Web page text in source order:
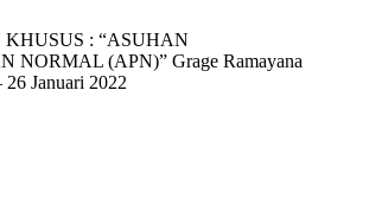
: “ASUHAN
NORMAL (APN)” Grage Ramayana
Januari 2022